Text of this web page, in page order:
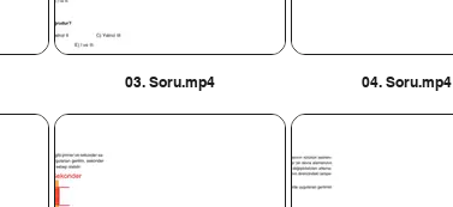
03. Soru.mp4 04. Soru.mp4